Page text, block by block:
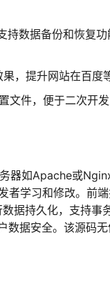
持数据备份和恢复
，提升网站在百度
文件，便于二次开
器如Apache或
者学习和修改。前
据持久化，支持事
数据安全。该源码